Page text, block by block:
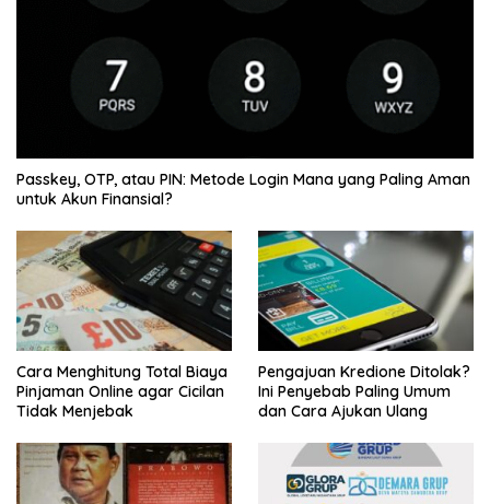
Passkey, OTP, atau PIN: Metode Login Mana yang Paling Aman
untuk Akun Finansial?
Cara Menghitung Total Biaya
Pinjaman Online agar Cicilan
Tidak Menjebak
Pengajuan Kredione Ditolak?
Ini Penyebab Paling Umum
dan Cara Ajukan Ulang